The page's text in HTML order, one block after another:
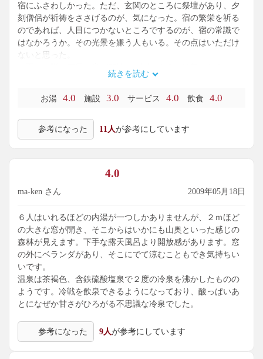
宿にふさわしかった。ただ、玄関のところに祭壇があり、夕
刻僧侶が祈祷をささげるのが、気になった。宿の繁栄を祈る
のであれば、人目につかないところでするのが、宿の常識で
はなかろうか。その光景を嫌う人もいる。その点はいただけ
ないと思った。
更に、隣の部屋の音が筒抜けに聞こえるのは気になる。一
番高い料金を取りながら、これでは満足はできない。ここは
若い人たち、特に女性が多いのが目に付いた。それらの人に
はよくても、年配者にはどうかな、というのが偽らざる気持
ちだ。
続きを読む
お湯 4.0 施設 3.0 サービス 4.0 飲食 4.0
参考になった 11人が参考にしています
4.0
ma-ken さん 2009年05月18日
６人はいれるほどの内湯が一つしかありませんが、２ｍほど
の大きな窓が開き、そこからはいかにも山奥といった感じの
森林が見えます。下手な露天風呂より開放感があります。窓
の外にベランダがあり、そこにでて涼むこともでき気持ちい
いです。
温泉は茶褐色、含鉄硫酸塩泉で２度の冷泉を沸かしたものの
ようです。冷戦を飲泉できるようになっており、酸っぱいあ
とになぜか甘さがひろがる不思議な冷泉でした。
参考になった 9人が参考にしています